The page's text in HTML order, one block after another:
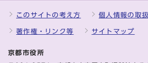
このサイトの考え方 個人情報の取
著作権・リンク等 サイトマップ
京都市役所